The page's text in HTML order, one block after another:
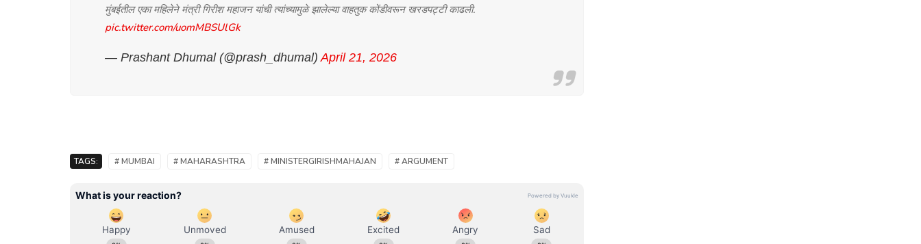
मुंबईतील एका महिलेने मंत्री गिरीश महाजन यांची त्यांच्यामुळे झालेल्या वाहतुक कोंडीवरून खरडपट्टी काढली.
pic.twitter.com/uomMBSUlGk
— Prashant Dhumal (@prash_dhumal)April 21, 2026
TAGS: # MUMBAI # MAHARASHTRA # MINISTERGIRISHMAHAJAN # ARGUMENT